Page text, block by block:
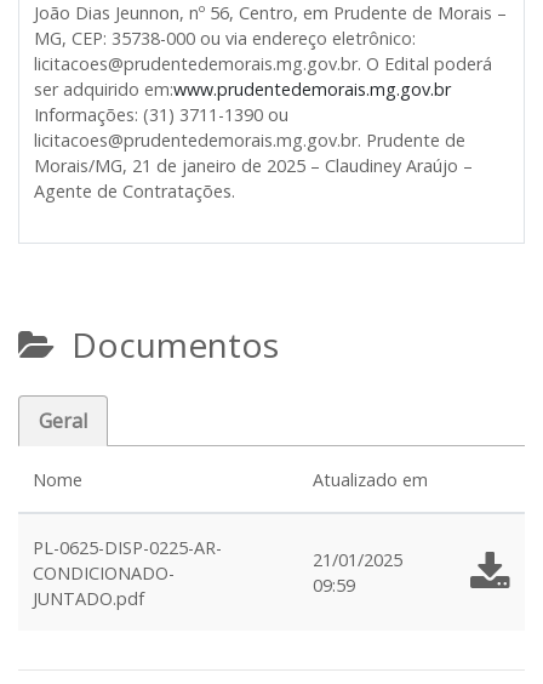
João Dias Jeunnon, nº 56, Centro, em Prudente de Morais –
MG, CEP: 35738-000 ou via endereço eletrônico:
licitacoes@prudentedemorais.mg.gov.br. O Edital poderá
ser adquirido em:www.prudentedemorais.mg.gov.br
Informações: (31) 3711-1390 ou
licitacoes@prudentedemorais.mg.gov.br. Prudente de
Morais/MG, 21 de janeiro de 2025 – Claudiney Araújo –
Agente de Contratações.
Documentos
Geral
Nome Atualizado em
PL-0625-DISP-0225-AR-
CONDICIONADO-
JUNTADO.pdf
21/01/2025
09:59